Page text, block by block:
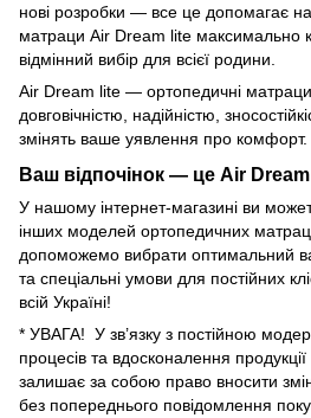
нові розробки — все це допомагає
матраци Air Dream lite
відмінний вибір для всієї родини.
Air Dream lite — ортопедичні
довговічністю, надійністю,
змінять ваше уявлення про комфорт.
Ваш відпочінок — це Air
У нашому інтернет-магазині ви
інших моделей ортопедичних
допоможемо вибрати оптимальний
та спеціальні умови для постійних
всій Україні!
* УВАГА! У зв’язку з постiйною
процесiв та вдосконалення
залишає за собою право вносити
без попереднього повiдомлення